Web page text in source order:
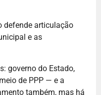
defende articulação
e as
governo do Estado,
de PPP — e a
também, mas há